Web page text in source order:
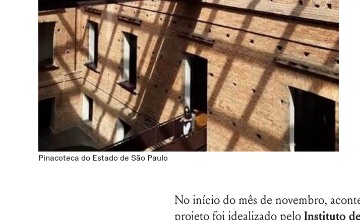
Pinacoteca do Estado de São Paulo
No início do mês de novembro,
projeto foi idealizado pelo Instituto